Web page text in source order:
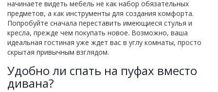
начинаете видеть мебель не как набор обязательных
предметов, а как инструменты для создания комфорта.
Попробуйте сначала переставить имеющиеся стулья и
кресла, прежде чем покупать новое. Возможно, ваша
идеальная гостиная уже ждет вас в углу комнаты, просто
скрытая привычным взглядом.
Удобно ли спать на пуфах вместо
дивана?